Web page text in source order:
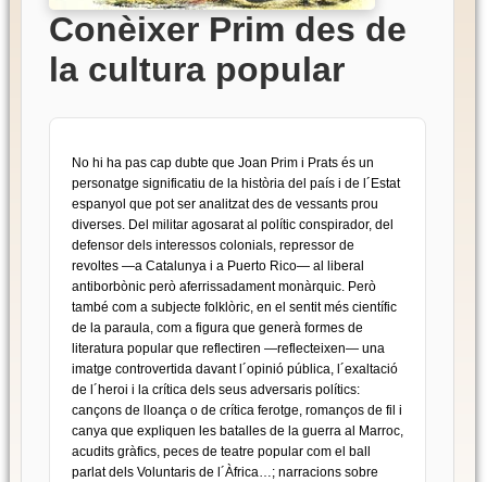
Conèixer Prim des de
la cultura popular
No hi ha pas cap dubte que Joan Prim i Prats és un
personatge significatiu de la història del país i de l´Estat
espanyol que pot ser analitzat des de vessants prou
diverses. Del militar agosarat al polític conspirador, del
defensor dels interessos colonials, repressor de
revoltes —a Catalunya i a Puerto Rico— al liberal
antiborbònic però aferrissadament monàrquic. Però
també com a subjecte folklòric, en el sentit més científic
de la paraula, com a figura que generà formes de
literatura popular que reflectiren —reflecteixen— una
imatge controvertida davant l´opinió pública, l´exaltació
de l´heroi i la crítica dels seus adversaris polítics:
cançons de lloança o de crítica ferotge, romanços de fil i
canya que expliquen les batalles de la guerra al Marroc,
acudits gràfics, peces de teatre popular com el ball
parlat dels Voluntaris de l´Àfrica…; narracions sobre